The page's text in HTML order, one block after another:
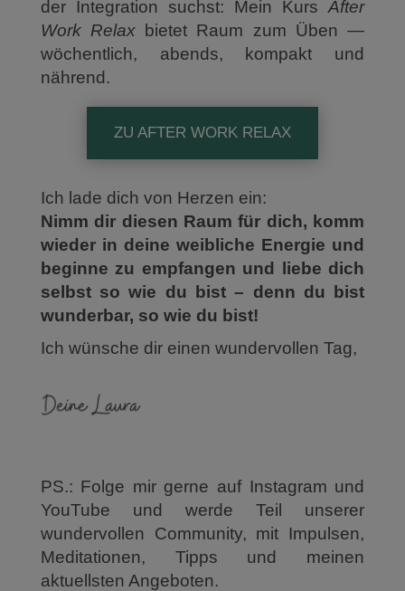
der Integration suchst: Mein KursAfter
Work Relax bietet Raum zum Üben —
wöchentlich, abends, kompakt und
nährend.
ZU AFTER WORK RELAX
Ich lade dich von Herzen ein:
Nimm dir diesen Raum für dich, komm
wieder in deine weibliche Energie und
beginne zu empfangen und liebe dich
selbst so wie du bist – denn du bist
wunderbar, so wie du bist!
Ich wünsche dir einen wundervollen Tag,
PS.: Folge mir gerne auf Instagram und
YouTube und werde Teil unserer
wundervollen Community, mit Impulsen,
Meditationen, Tipps und meinen
aktuellsten Angeboten.